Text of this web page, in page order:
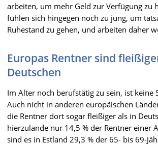
arbeiten, um mehr Geld zur Verfügung zu
fühlen sich hingegen noch zu jung, um
Ruhestand zu gehen, und arbeiten daher
Europas Rentner sind
Deutschen
Im Alter noch berufstätig zu sein, ist keine
Auch nicht in anderen europäischen
die Rentner dort sogar fleißiger als in
hierzulande nur 14,5 % der Rentner einer
sind es in Estland 29,3 % der 65- bis 69-